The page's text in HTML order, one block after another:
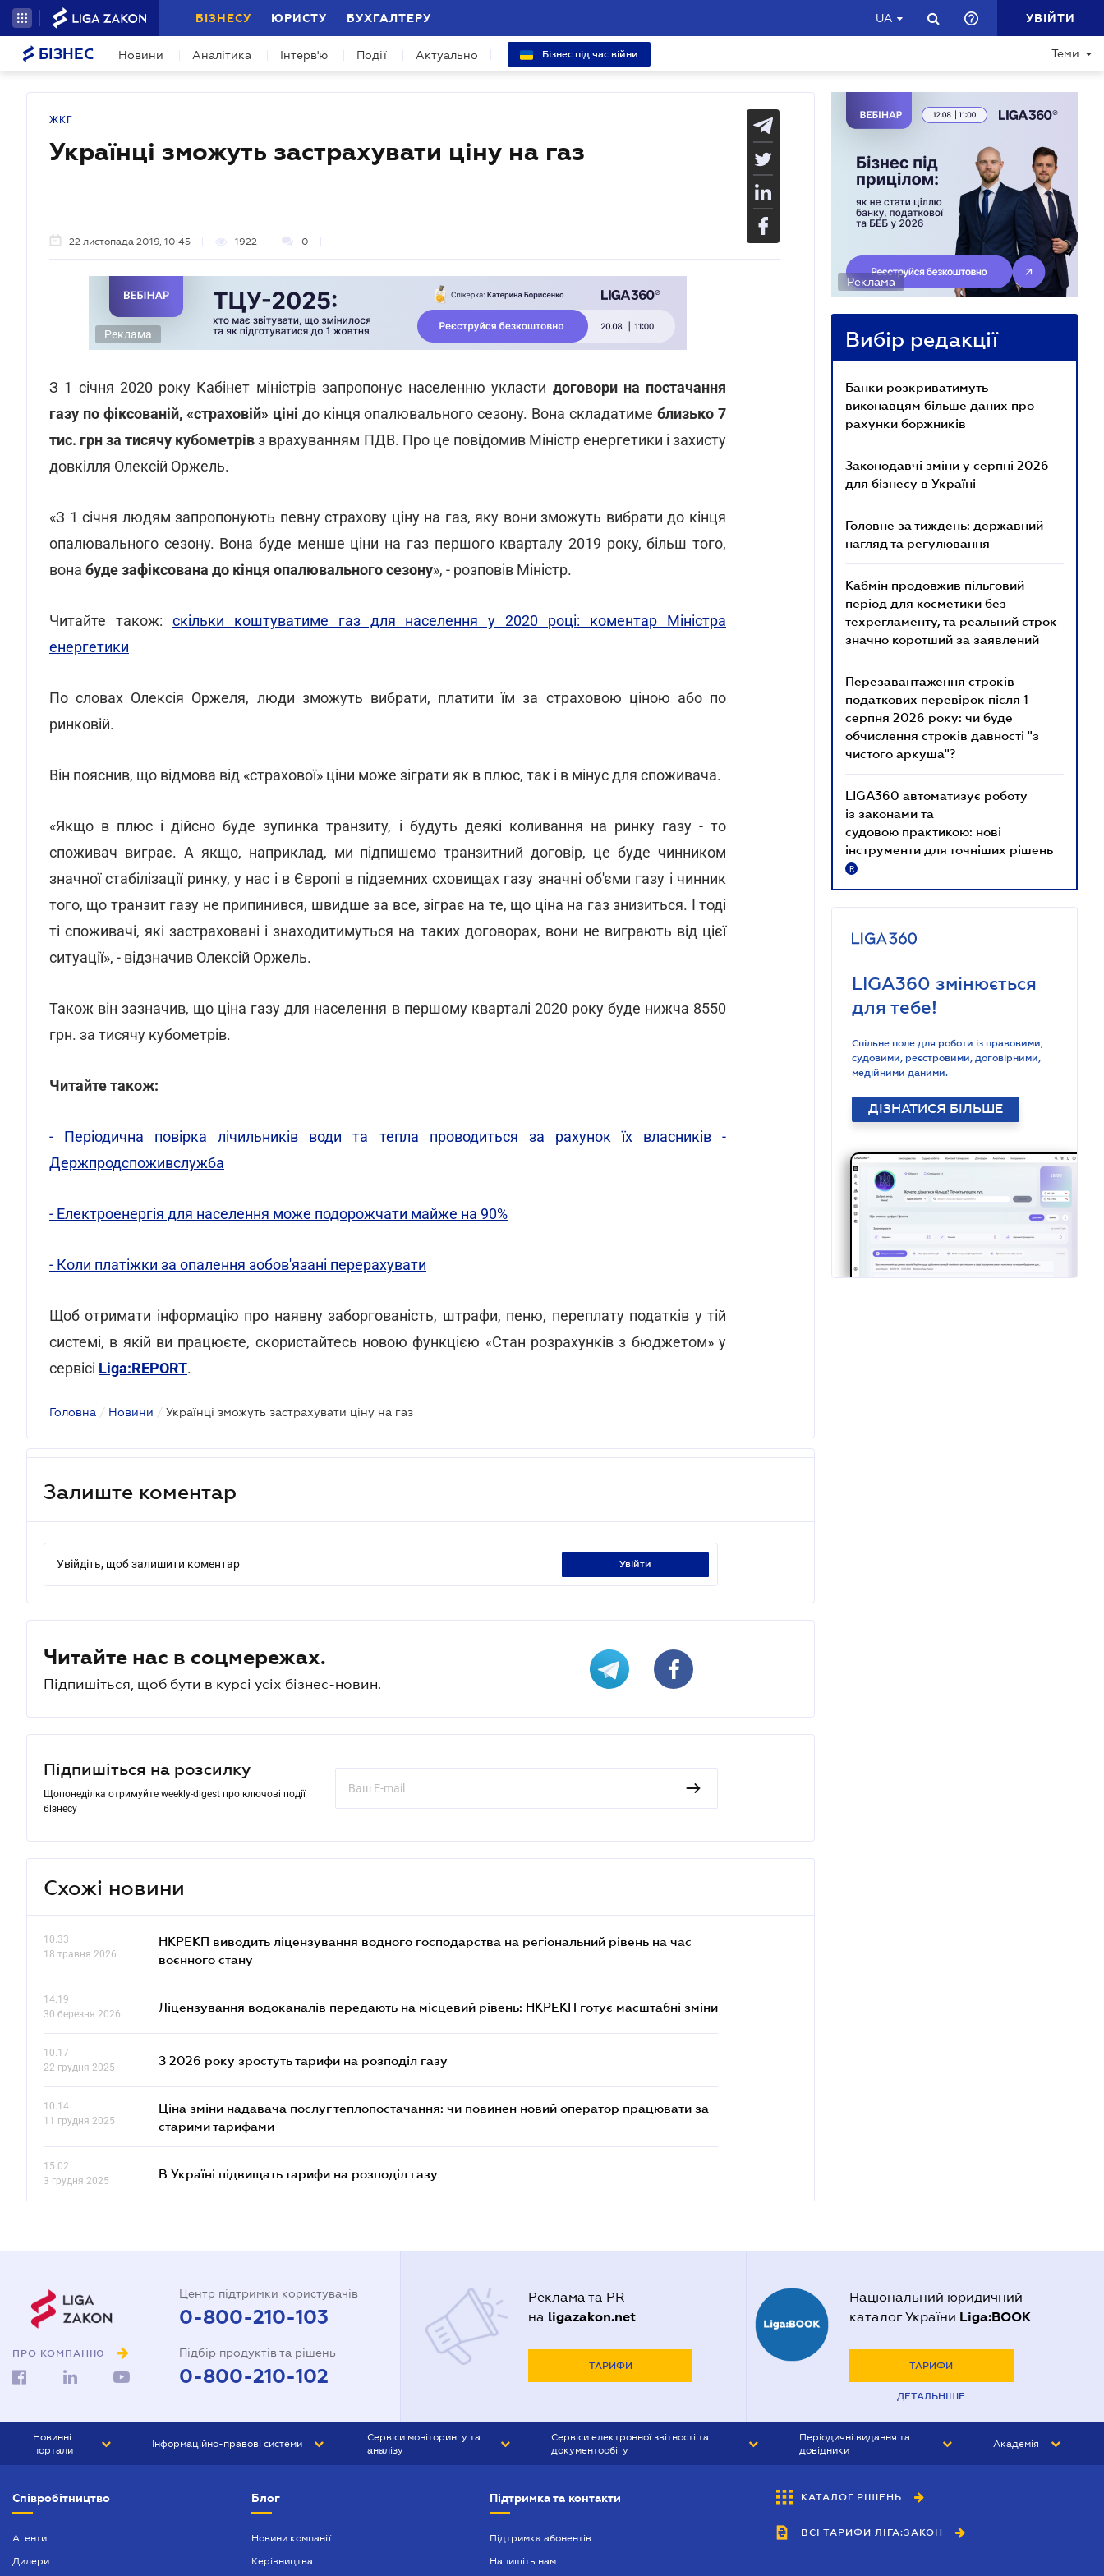
БІЗНЕСУ ЮРИСТУ БУХГАЛТЕРУ UA УВІЙТИ
БІЗНЕС Новини Аналітика Інтерв'ю Події Актуально Бізнес під час війни Теми
ЖКГ
Українці зможуть застрахувати ціну на газ
22 листопада 2019, 10:45 1922 0
Реклама
З 1 січня 2020 року Кабінет міністрів запропонує населенню укласти договори на постачання
газу по фіксованій, «страховій» ціні до кінця опалювального сезону. Вона складатиме близько 7
тис. грн за тисячу кубометрівз врахуванням ПДВ. Про це повідомив Міністр енергетики і захисту
довкілля Олексій Оржель.
«З 1 січня людям запропонують певну страхову ціну на газ, яку вони зможуть вибрати до кінця
опалювального сезону. Вона буде менше ціни на газ першого кварталу 2019 року, більш того,
вона буде зафіксована до кінця опалювального сезону», - розповів Міністр.
Читайте також: скільки коштуватиме газ для населення у 2020 році: коментар Міністра
енергетики
По словах Олексія Оржеля, люди зможуть вибрати, платити їм за страховою ціною або по
ринковій.
Він пояснив, що відмова від «страхової» ціни може зіграти як в плюс, так і в мінус для споживача.
«Якщо в плюс і дійсно буде зупинка транзиту, і будуть деякі коливання на ринку газу - то
споживач виграє. А якщо, наприклад, ми підпишемо транзитний договір, це буде чинником
значної стабілізації ринку, у нас і в Європі в підземних сховищах газу значні об'єми газу і чинник
того, що транзит газу не припинився, швидше за все, зіграє на те, що ціна на газ знизиться. І тоді
ті споживачі, які застраховані і знаходитимуться на таких договорах, вони не виграють від цієї
ситуації», - відзначив Олексій Оржель.
Також він зазначив, що ціна газу для населення в першому кварталі 2020 року буде нижча 8550
грн. за тисячу кубометрів.
Читайте також:
- Періодична повірка лічильників води та тепла проводиться за рахунок їх власників -
Держпродспоживслужба
- Електроенергія для населення може подорожчати майже на 90%
- Коли платіжки за опалення зобов'язані перерахувати
Щоб отримати інформацію про наявну заборгованість, штрафи, пеню, переплату податків у тій
системі, в якій ви працюєте, скористайтесь новою функцією «Стан розрахунків з бюджетом» у
сервісі Liga:REPORT.
Головна / Новини / Українці зможуть застрахувати ціну на газ
Залиште коментар
Увійдіть, щоб залишити коментар увійти
Читайте нас в соцмережах.
Підпишіться, щоб бути в курсі усіх бізнес-новин.
Підпишіться на розсилку
Щопонеділка отримуйте weekly-digest про ключові події
бізнесу
Схожі новини
10.33
18 травня 2026
НКРЕКП виводить ліцензування водного господарства на регіональний рівень на час
воєнного стану
14.19
30 березня 2026
Ліцензування водоканалів передають на місцевий рівень: НКРЕКП готує масштабні зміни
10.17
22 грудня 2025
З 2026 року зростуть тарифи на розподіл газу
10.14
11 грудня 2025
Ціна зміни надавача послуг теплопостачання: чи повинен новий оператор працювати за
старими тарифами
15.02
3 грудня 2025
В Україні підвищать тарифи на розподіл газу
Реклама
Вибір редакції
Банки розкриватимуть
виконавцям більше даних про
рахунки боржників
Законодавчі зміни у серпні 2026
для бізнесу в Україні
Головне за тиждень: державний
нагляд та регулювання
Кабмін продовжив пільговий
період для косметики без
техрегламенту, та реальний строк
значно коротший за заявлений
Перезавантаження строків
податкових перевірок після 1
серпня 2026 року: чи буде
обчислення строків давності "з
чистого аркуша"?
LIGA360 автоматизує роботу
із законами та
судовою практикою: нові
інструменти для точніших рішень
R
LIGA360 змінюється
для тебе!
Спільне поле для роботи із правовими,
судовими, реєстровими, договірними,
медійними даними.
ДІЗНАТИСЯ БІЛЬШЕ
ПРО КОМПАНІЮ
Центр підтримки користувачів
0-800-210-103
Підбір продуктів та рішень
0-800-210-102
Реклама та PR
на ligazakon.net
ТАРИФИ
Національний юридичний
каталог України Liga:BOOK
ТАРИФИ
ДЕТАЛЬНІШЕ
Новинні
портали
БІЗНЕС
Інформаційно-правові системи
БУХГАЛТЕР ПРОФ
Сервіси моніторингу та
аналізу
Сервіси електронної звітності та
документообігу
Періодичні видання та
довідники
БУХГАЛТЕР&ЗАКОН
ВІСНИК МСФЗ
Академія
Співробітництво
Агенти
Дилери
Блог
Новини компанії
Керівництва
Підтримка та контакти
Підтримка абонентів
Напишіть нам
КАТАЛОГ РІШЕНЬ
ВСІ ТАРИФИ ЛІГА:ЗАКОН